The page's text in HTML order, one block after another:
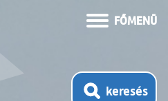
FŐMENÜ
keresés